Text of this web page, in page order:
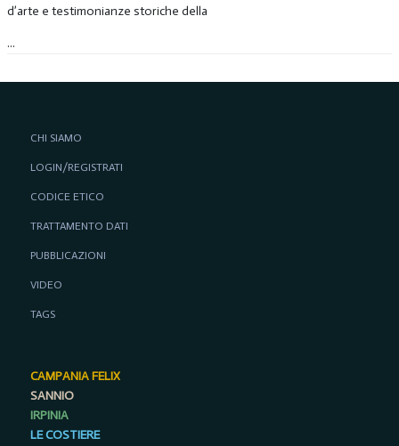
d’arte e testimonianze storiche della
...
CHI SIAMO
LOGIN/REGISTRATI
CODICE ETICO
TRATTAMENTO DATI
PUBBLICAZIONI
VIDEO
TAGS
CAMPANIA FELIX
SANNIO
IRPINIA
LE COSTIERE